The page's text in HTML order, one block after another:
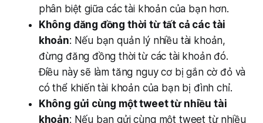
phân biệt giữa các tài khoản của bạn hơn.
Không đăng đồng thời từ tất cả các tài
khoản: Nếu bạn quản lý nhiều tài khoản,
đừng đăng đồng thời từ các tài khoản đó.
Điều này sẽ làm tăng nguy cơ bị gắn cờ đỏ và
có thể khiến tài khoản của bạn bị đình chỉ.
Không gửi cùng một tweet từ nhiều tài
khoản: Nếu bạn gửi cùng một tweet từ nhiều